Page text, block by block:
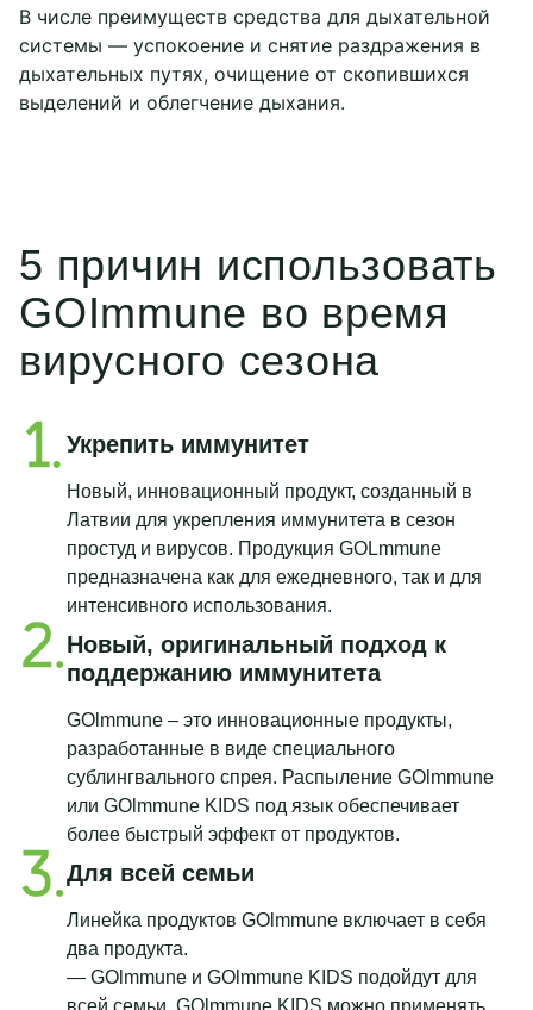
В числе преимуществ средства для дыхательной
системы — успокоение и снятие раздражения в
дыхательных путях, очищение от скопившихся
выделений и облегчение дыхания.
5 причин использовать
GOImmune во время
вирусного сезона
Укрепить иммунитет
Новый, инновационный продукт, созданный в
Латвии для укрепления иммунитета в сезон
простуд и вирусов. Продукция GOLmmune
предназначена как для ежедневного, так и для
интенсивного использования.
Новый, оригинальный подход к
поддержанию иммунитета
GOlmmune – это инновационные продукты,
разработанные в виде специального
сублингвального спрея. Распыление GOlmmune
или GOlmmune KIDS под язык обеспечивает
более быстрый эффект от продуктов.
Для всей семьи
Линейка продуктов GOlmmune включает в себя
два продукта.
— GOlmmune и GOlmmune KIDS подойдут для
всей семьи. GOlmmune KIDS можно применять